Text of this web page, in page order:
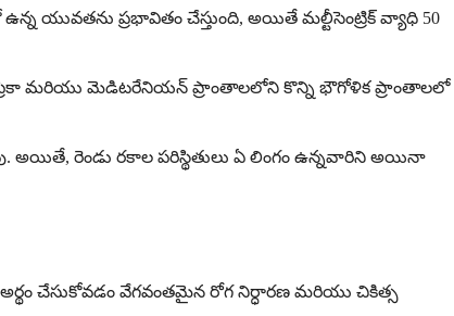
యువతను ప్రభావితం చేస్తుంది, అయితే మల్టీసెంట్రిక్ వ్యాధి 50
మరియు మెడిటరేనియన్ ప్రాంతాలలోని కొన్ని భౌగోళిక ప్రాంతాలలో
అయితే, రెండు రకాల పరిస్థితులు ఏ లింగం ఉన్నవారిని అయినా
చేసుకోవడం వేగవంతమైన రోగ నిర్ధారణ మరియు చికిత్స